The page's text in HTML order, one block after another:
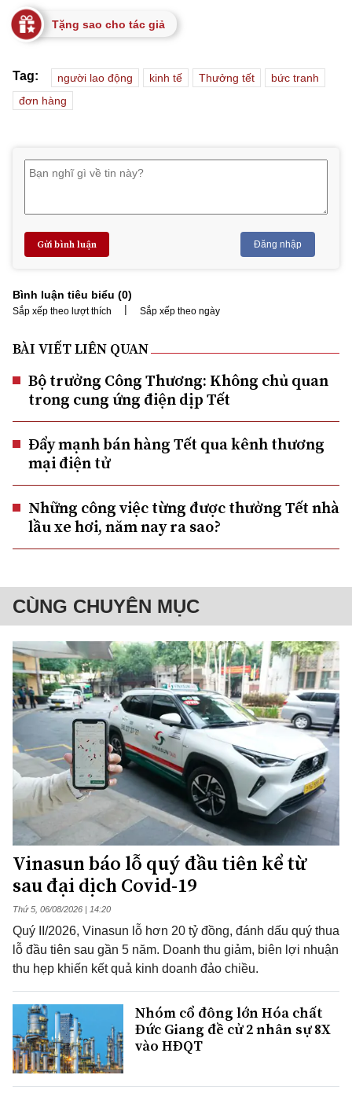
Tặng sao cho tác giả
Tag: người lao động kinh tế Thưởng tết
bức tranh
đơn hàng
Gửi bình luận Đăng nhập
Bình luận tiêu biểu (0)
Sắp xếp theo lượt thích | Sắp xếp theo ngày
BÀI VIẾT LIÊN QUAN
Bộ trưởng Công Thương: Không chủ quan
trong cung ứng điện dịp Tết
Đẩy mạnh bán hàng Tết qua kênh thương
mại điện tử
Những công việc từng được thưởng Tết nhà
lầu xe hơi, năm nay ra sao?
CÙNG CHUYÊN MỤC
Vinasun báo lỗ quý đầu tiên kể từ
sau đại dịch Covid-19
Thứ 5, 06/08/2026 | 14:20
Quý II/2026, Vinasun lỗ hơn 20 tỷ đồng, đánh dấu quý thua
lỗ đầu tiên sau gần 5 năm. Doanh thu giảm, biên lợi nhuận
thu hẹp khiến kết quả kinh doanh đảo chiều.
Nhóm cổ đông lớn Hóa chất
Đức Giang đề cử 2 nhân sự 8X
vào HĐQT